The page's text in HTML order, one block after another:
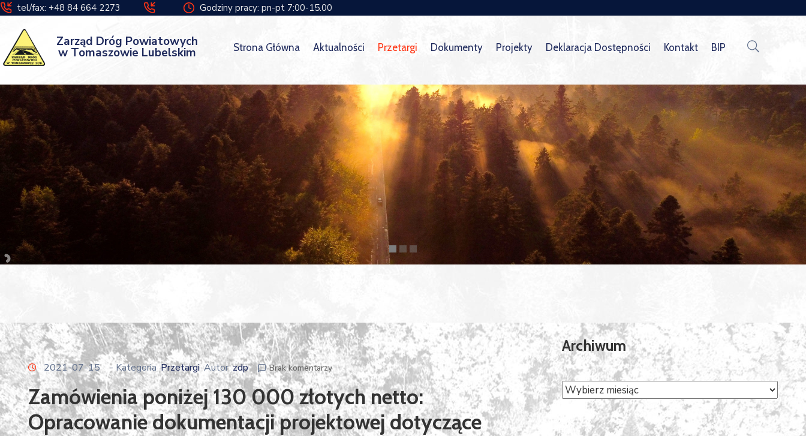
tel/fax: +48 84 664 2273 Godziny pracy: pn-pt 7:00-15.00
Zarząd Dróg Powiatowych
w Tomaszowie Lubelskim Strona Główna Aktualności Przetargi Dokumenty Projekty Deklaracja Dostępności Kontakt BIP
2021-07-15 - KategoriaPrzetargi Autorzdp Brak komentarzy
Zamówienia poniżej 130 000 złotych netto:
Opracowanie dokumentacji projektowej dotyczące
Archiwum